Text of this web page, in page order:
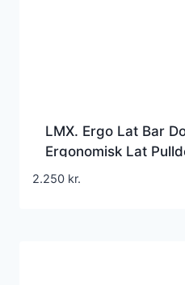
LMX. Ergo Lat Bar
Ergonomisk Lat
2.250 kr.